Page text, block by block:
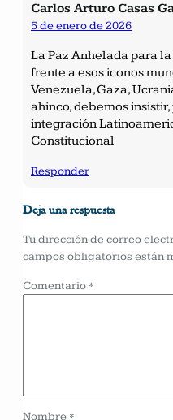
Carlos Arturo Casas
5 de enero de 2026
La Paz Anhelada para
frente a esos iconos
Venezuela, Gaza,
ahinco, debemos
integración
Constitucional
Responder
Deja una respuesta
Tu dirección de correo
campos obligatorios están
Comentario *
Nombre *